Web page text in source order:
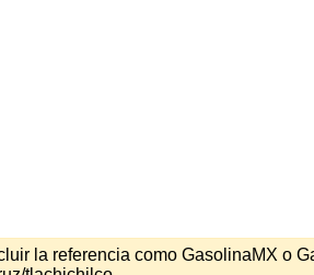
la referencia como GasolinaMX o